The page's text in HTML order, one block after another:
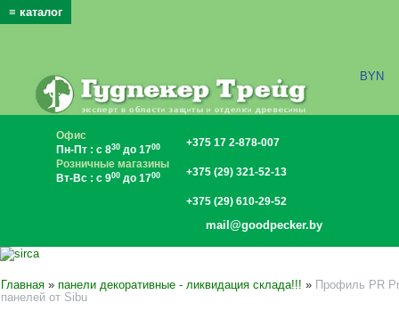
x
≡ каталог
BYN
Офис
Пн-Пт : с 830 до 1700
Розничные магазины
Вт-Вс : с 900 до 1700
+375 17 2-878-007
+375 (29) 321-52-13
+375 (29) 610-29-52
mail@goodpecker.by
Главная » панели декоративные - ликвидация склада!!! » Профиль PR
панелей от Sibu